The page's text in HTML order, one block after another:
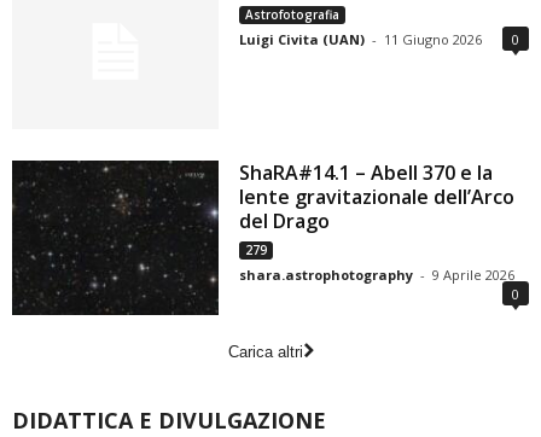
Astrofotografia
Luigi Civita (UAN) - 11 Giugno 2026 0
ShaRA#14.1 – Abell 370 e la
lente gravitazionale dell’Arco
del Drago
279
shara.astrophotography - 9 Aprile 2026
0
Carica altri
DIDATTICA E DIVULGAZIONE